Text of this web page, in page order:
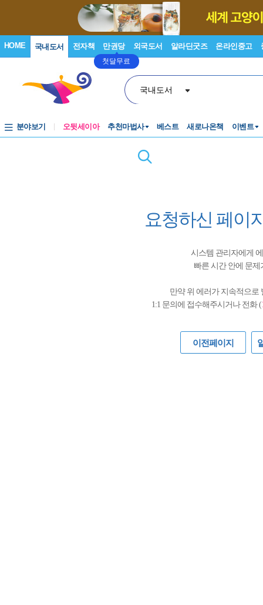
HOME 국내도서 전자책 만권당
첫달무료
외국도서 알라딘굿즈 온라인중고
국내도서
분야보기 오뒷세이아 추천마법사 베스트 새로나온책 이벤트
요청하신 페이
시스템 관리자에게
빠른 시간 안에 문
만약 위 에러가 지속적으로
1:1 문의에 접수해주시거나 전화 (
이전페이지